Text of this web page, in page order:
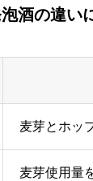
酒の違い
麦芽とホッ
麦芽使用量